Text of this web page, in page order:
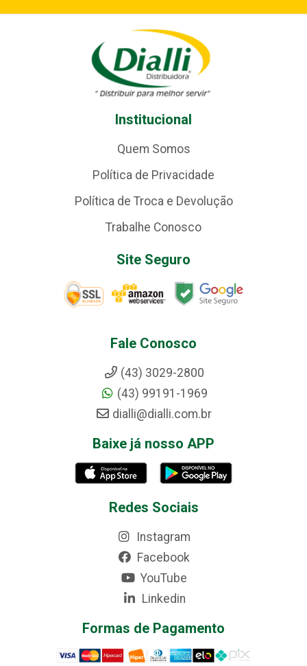
Institucional
Quem Somos
Política de Privacidade
Política de Troca e Devolução
Trabalhe Conosco
Site Seguro
Fale Conosco
(43) 3029-2800
(43) 99191-1969
dialli@dialli.com.br
Baixe já nosso APP
Redes Sociais
Instagram
Facebook
YouTube
Linkedin
Formas de Pagamento